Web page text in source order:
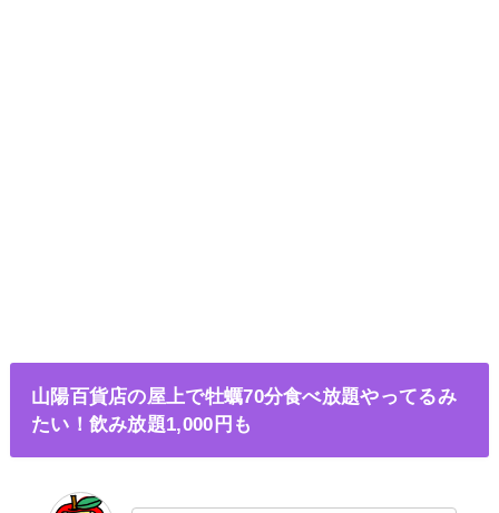
山陽百貨店の屋上で牡蠣70分食べ放題やってるみ
たい！飲み放題1,000円も